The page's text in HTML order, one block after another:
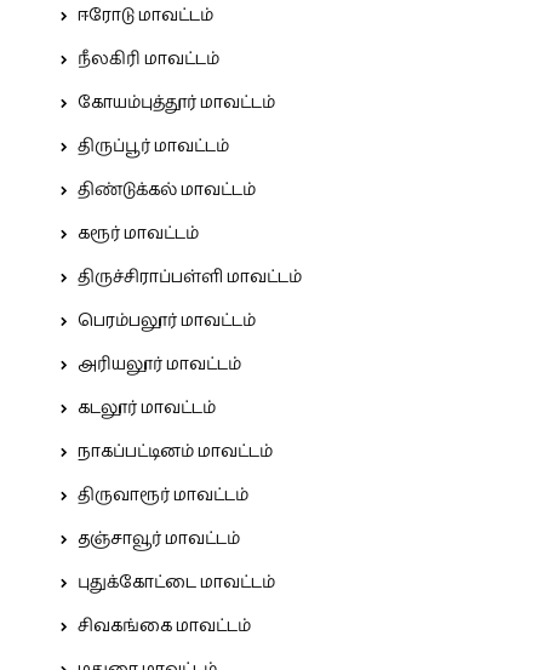
ஈரோடு மாவட்டம்
நீலகிரி மாவட்டம்
கோயம்புத்தூர் மாவட்டம்
திருப்பூர் மாவட்டம்
திண்டுக்கல் மாவட்டம்
கரூர் மாவட்டம்
திருச்சிராப்பள்ளி மாவட்டம்
பெரம்பலூர் மாவட்டம்
அரியலூர் மாவட்டம்
கடலூர் மாவட்டம்
நாகப்பட்டினம் மாவட்டம்
திருவாரூர் மாவட்டம்
தஞ்சாவூர் மாவட்டம்
புதுக்கோட்டை மாவட்டம்
சிவகங்கை மாவட்டம்